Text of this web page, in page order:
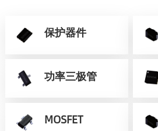
保护器件
功率三极管
MOSFET